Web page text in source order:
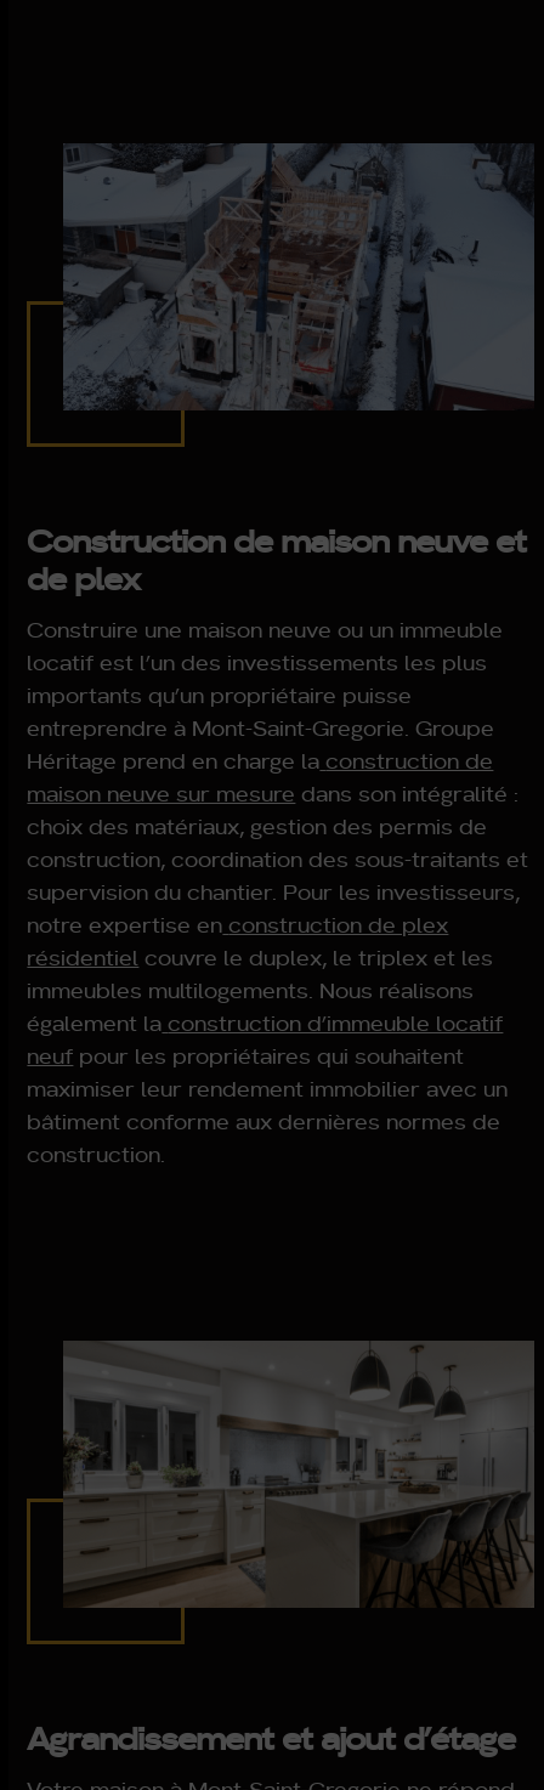
Construction de maison neuve et
de plex
Construire une maison neuve ou un immeuble
locatif est l’un des investissements les plus
importants qu’un propriétaire puisse
entreprendre à Mont-Saint-Gregorie. Groupe
Héritage prend en charge la construction de
maison neuve sur mesure dans son intégralité :
choix des matériaux, gestion des permis de
construction, coordination des sous-traitants et
supervision du chantier. Pour les investisseurs,
notre expertise en construction de plex
résidentiel couvre le duplex, le triplex et les
immeubles multilogements. Nous réalisons
également la construction d’immeuble locatif
neuf pour les propriétaires qui souhaitent
maximiser leur rendement immobilier avec un
bâtiment conforme aux dernières normes de
construction.
Agrandissement et ajout d’étage